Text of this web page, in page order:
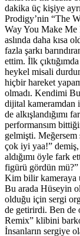
dakika üç kişiye
Prodigy’nin “The
Way You Make Me
aslında daha kısa
fazla şarkı
ettim. İlk
heykel misali
hiçbir hareket
olmadı. Kendimi
dijital kameramdan
de alkışlandığımı
performansım
gelmişti. Meğersem
çok iyi yaa!”
aldığımı öyle fark
figürü gördün
Kim bilir kameraya
Bu arada Hüseyin
olduğu için sergi
de getirirdi. Ben de
Remix” klibini
İnsanların sergiye